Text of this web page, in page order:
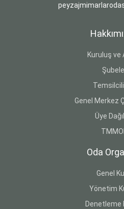
Kuruluş ve
Genel Merkez
Üye
Oda
Genel
Yönetim
Denetleme